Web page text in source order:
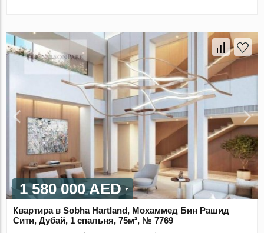
1 580 000 AED
Квартира в Sobha Hartland, Мохаммед Бин Рашид
Сити, Дубай, 1 спальня, 75м², № 7769